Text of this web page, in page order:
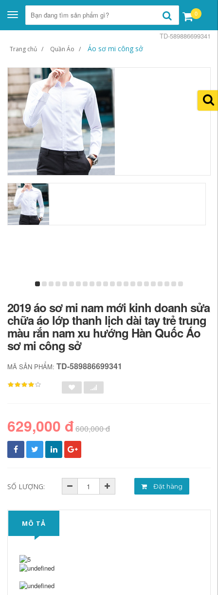
Toggle
navigation
0
Trang chủ Quần Áo Áo sơ mi công sở
TD-589886699341
2019 áo sơ mi nam mới kinh doanh sửa
chữa áo lớp thanh lịch dài tay trẻ trung
màu rắn nam xu hướng Hàn Quốc Áo
sơ mi công sở
MÃ SẢN PHẨM: TD-589886699341
629,000 đ600,000 đ
SỐ LƯỢNG: Đặt hàng
MÔ TẢ